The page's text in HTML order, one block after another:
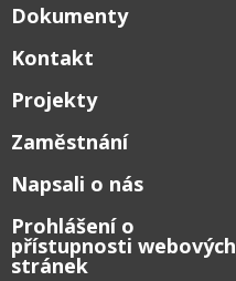
Dokumenty
Kontakt
Projekty
Zaměstnání
Napsali o nás
Prohlášení o
přístupnosti webových
stránek